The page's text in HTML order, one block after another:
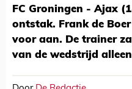
FC Groningen - Ajax
ontstak. Frank de
voor aan. De trainer
van de wedstrijd